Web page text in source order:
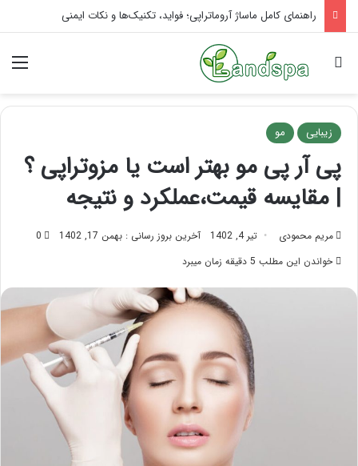
تاثیر ماساژ بر افسردگی؛ با ماساژ درمانی افسردگی را درمان کنید!
جستجو برای
زیبایی مو
پی آر پی مو بهتر است یا مزوتراپی ؟
| مقایسه قیمت،عملکرد و نتیجه
مریم محمودی تیر 4, 1402 آخرین بروز رسانی : بهمن 17, 1402
0
خواندن این مطلب 5 دقیقه زمان میبرد